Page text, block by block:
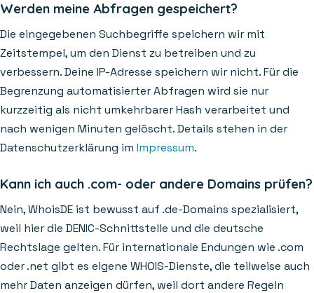
Werden meine Abfragen gespeichert?
Die eingegebenen Suchbegriffe speichern wir mit
Zeitstempel, um den Dienst zu betreiben und zu
verbessern. Deine IP-Adresse speichern wir nicht. Für die
Begrenzung automatisierter Abfragen wird sie nur
kurzzeitig als nicht umkehrbarer Hash verarbeitet und
nach wenigen Minuten gelöscht. Details stehen in der
Datenschutzerklärung im Impressum.
Kann ich auch .com- oder andere Domains prüfen?
Nein, WhoisDE ist bewusst auf .de-Domains spezialisiert,
weil hier die DENIC-Schnittstelle und die deutsche
Rechtslage gelten. Für internationale Endungen wie .com
oder .net gibt es eigene WHOIS-Dienste, die teilweise auch
mehr Daten anzeigen dürfen, weil dort andere Regeln